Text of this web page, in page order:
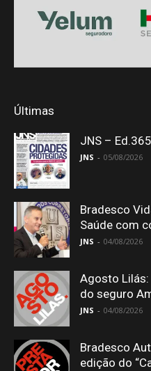
Últimas
JNS – Ed.365
JNS - 05/08/2026
Bradesco
Saúde com
JNS - 04/08/2026
Agosto
do seguro
JNS - 04/08/2026
Bradesco
edição do